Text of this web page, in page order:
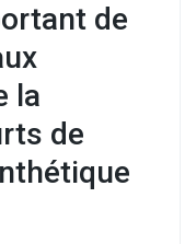
de
la
de